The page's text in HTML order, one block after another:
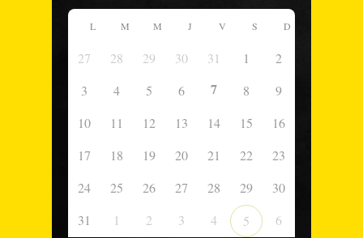
L M M J V S D
27 28 29 30 31 1
2
3
4 5 6 7 8
9
10
11 12 13 14 15
16
17
18 19 20 21 22
23
24
25 26 27 28 29
30
31
1 2 3 4 5 6